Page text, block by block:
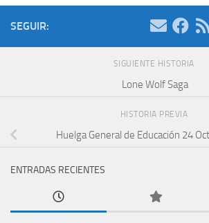
SEGUIR:
SIGUIENTE HISTORIA
Lone Wolf Saga
HISTORIA PREVIA
Huelga General de Educación 24
ENTRADAS RECIENTES